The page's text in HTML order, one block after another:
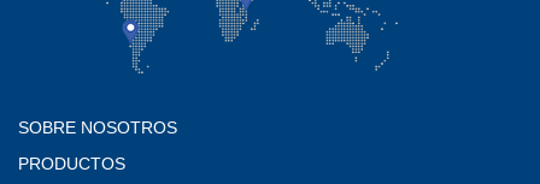
SOBRE NOSOTROS
PRODUCTOS